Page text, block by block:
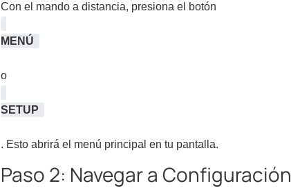
Con el mando a distancia, presiona el botón
MENÚ
o
SETUP
. Esto abrirá el menú principal en tu pantalla.
Paso 2: Navegar a Configuración